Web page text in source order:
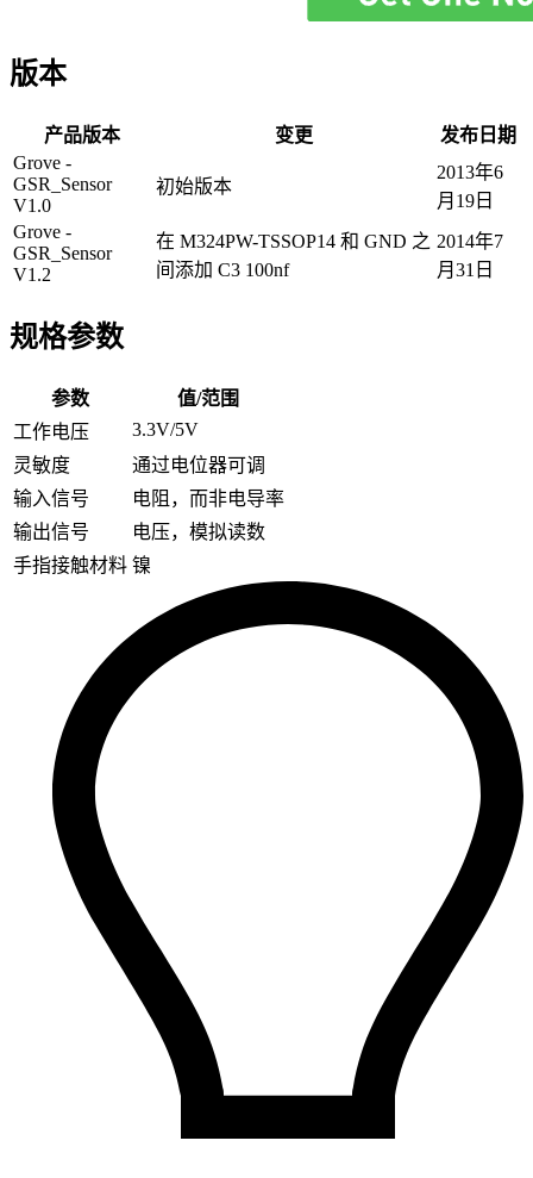
版本
产品版本 变更
发布日期
Grove -
GSR_Sensor
V1.0
初始版本
2013年6
月19日
Grove -
GSR_Sensor
V1.2
在 M324PW-TSSOP14 和 GND 之
间添加 C3 100nf
2014年7
月31日
规格参数
参数
值/范围
工作电压
3.3V/5V
灵敏度
通过电位器可调
输入信号
电阻，而非电导率
输出信号
电压，模拟读数
手指接触材料 镍